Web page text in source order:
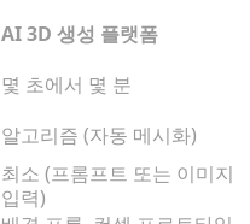
AI 3D 생성 플랫폼
몇 초에서 몇 분
알고리즘 (자동 메시화)
최소 (프롬프트 또는 이미지
입력)